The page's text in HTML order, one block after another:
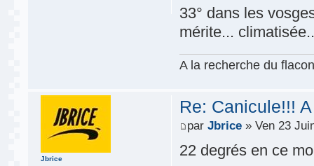
33° dans les
mérite...
A la recherche du
Re: Canicule!!!
parJbrice » Ven 23
22 degrés en ce
Jbrice